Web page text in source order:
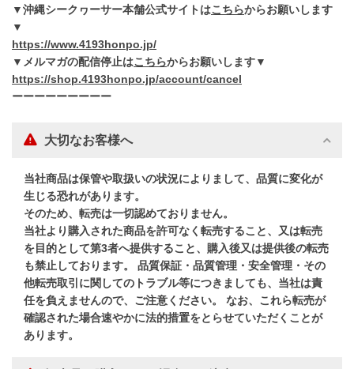
▼沖縄シークヮーサー本舗公式サイトはこちらからお願いします
▼
https://www.4193honpo.jp/
▼メルマガの配信停止はこちらからお願いします▼
https://shop.4193honpo.jp/account/cancel
ーーーーーーーーー
大切なお客様へ
当社商品は保管や取扱いの状況によりまして、品質に変化が
生じる恐れがあります。
そのため、転売は一切認めておりません。
当社より購入された商品を許可なく転売すること、又は転売
を目的として第3者へ提供すること、購入後又は提供後の転売
も禁止しております。 品質保証・品質管理・安全管理・その
他転売取引に関してのトラブル等につきましても、当社は責
任を負えませんので、ご注意ください。 なお、これら転売が
確認された場合速やかに法的措置をとらせていただくことが
あります。